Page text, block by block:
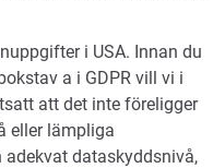
i USA. Innan du
a i GDPR vill vi i
att det inte föreligger
eller lämpliga
adekvat dataskyddsnivå,